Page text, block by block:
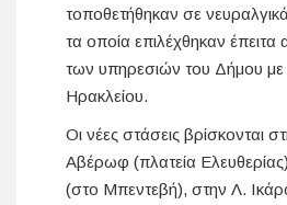
τοποθετήθηκαν σε
τα οποία επιλέχθηκαν
των υπηρεσιών του Δήμου
Ηρακλείου.
Οι νέες στάσεις βρίσκονται
Αβέρωφ (πλατεία
(στο Μπεντεβή), στην Λ.